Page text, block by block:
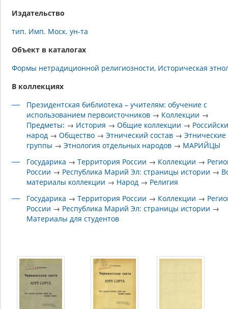
Издательство
тип. Имп. Моск. ун-та
Объект в каталогах
Формы нетрадиционной религиозности Историческая
В коллекциях
Президентская библиотека – учителям: обучение с
использованием первоисточников → Коллекции →
Предметы: → История →Общие коллекции →
народ →Общество →Этнический состав →Этнические
группы →Этнология отдельных народов → МАРИЙЦЫ
Государика →Территория России → Коллекции →
России → Республика Марий Эл: страницы истории →
материалы коллекции → Народ → Религия
Государика →Территория России → Коллекции →
России → Республика Марий Эл: страницы истории →
Материалы для студентов